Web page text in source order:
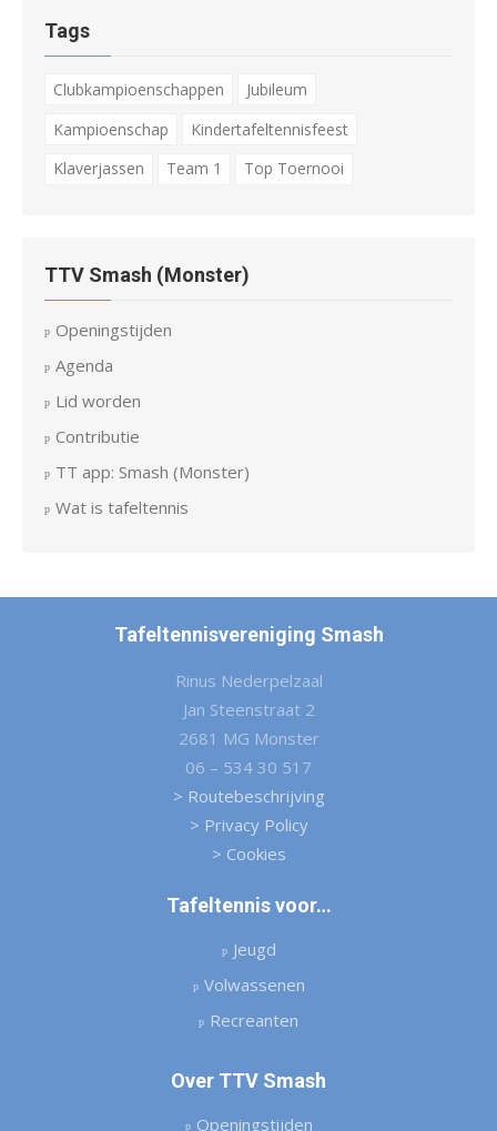
Tags
Clubkampioenschappen
Jubileum
Kampioenschap
Kindertafeltennisfeest
Klaverjassen
Team 1 Top Toernooi
TTV Smash (Monster)
Openingstijden
Agenda
Lid worden
Contributie
TT app: Smash (Monster)
Wat is tafeltennis
Tafeltennisvereniging Smash
Rinus Nederpelzaal
Jan Steenstraat 2
2681 MG Monster
06 – 534 30 517
> Routebeschrijving
> Privacy Policy
> Cookies
Tafeltennis voor…
Jeugd
Volwassenen
Recreanten
Over TTV Smash
Openingstijden